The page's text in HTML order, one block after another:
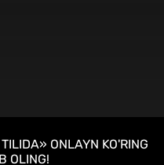
ONLAYN KO'RING
OLING!